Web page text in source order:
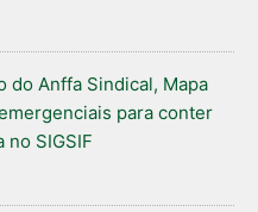
do Anffa Sindical, Mapa
para conter
no SIGSIF